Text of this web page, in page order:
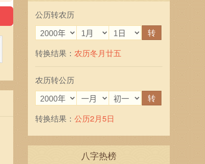
公历转农历
转
转换结果： 农历冬月廿五
农历转公历
转
转换结果： 公历2月5日
八字热榜